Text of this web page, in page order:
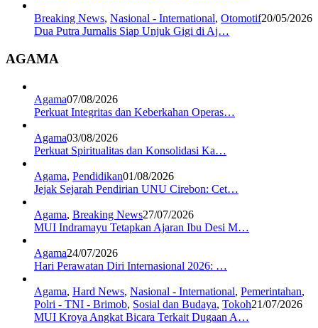
Breaking News, Nasional - International, Otomotif20/05/2026
Dua Putra Jurnalis Siap Unjuk Gigi di Aj…
AGAMA
Agama07/08/2026
Perkuat Integritas dan Keberkahan Operas…
Agama03/08/2026
Perkuat Spiritualitas dan Konsolidasi Ka…
Agama, Pendidikan01/08/2026
Jejak Sejarah Pendirian UNU Cirebon: Cet…
Agama, Breaking News27/07/2026
MUI Indramayu Tetapkan Ajaran Ibu Desi M…
Agama24/07/2026
Hari Perawatan Diri Internasional 2026: …
Agama, Hard News, Nasional - International, Pemerintahan,
Polri - TNI - Brimob, Sosial dan Budaya, Tokoh21/07/2026
MUI Kroya Angkat Bicara Terkait Dugaan A…